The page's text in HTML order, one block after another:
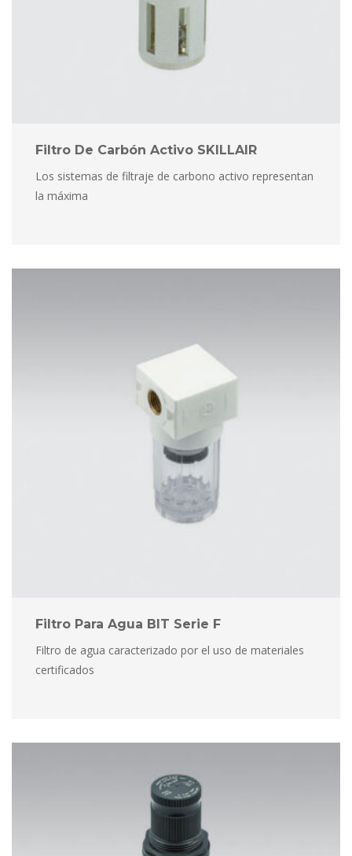
Filtro De Carbón Activo SKILLAIR
Los sistemas de filtraje de carbono activo representan
la máxima
Filtro Para Agua BIT Serie F
Filtro de agua caracterizado por el uso de materiales
certificado